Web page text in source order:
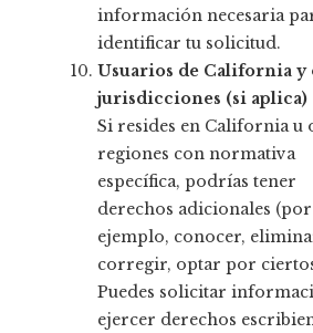
información necesaria
identificar tu solicitud.
Usuarios de California y
jurisdicciones (si aplica)
Si resides en California u
regiones con normativa
específica, podrías tener
derechos adicionales (por
ejemplo, conocer,
corregir, optar por
Puedes solicitar
ejercer derechos